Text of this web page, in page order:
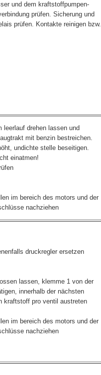
und dem kraftstoffpumpen-
prüfen. Sicherung und
prüfen. Kontakte reinigen bzw.
drehen lassen und
mit benzin bestreichen.
undichte stelle beseitigen.
einatmen!
im bereich des motors und der
nachziehen
druckregler ersetzen
lassen, klemme 1 von der
innerhalb der nächsten
kraftstoff pro ventil austreten
im bereich des motors und der
nachziehen